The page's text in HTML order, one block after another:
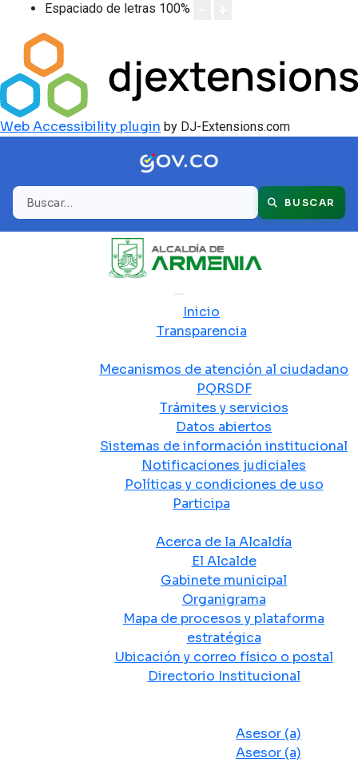
Espaciado de letras 100%
Web Accessibility plugin by DJ-Extensions.com
Buscar BUSCAR
Inicio
Transparencia
Mecanismos de atención al ciudadano
PQRSDF
Trámites y servicios
Datos abiertos
Sistemas de información institucional
Notificaciones judiciales
Políticas y condiciones de uso
Participa
Acerca de la Alcaldía
El Alcalde
Gabinete municipal
Organigrama
Mapa de procesos y plataforma
estratégica
Ubicación y correo físico o postal
Directorio Institucional
Asesor (a)
Asesor (a)